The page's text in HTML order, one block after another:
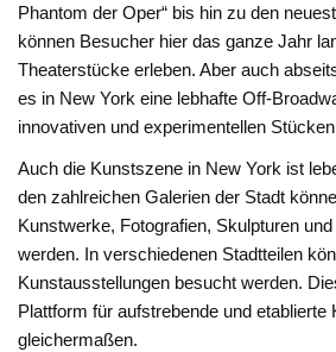
Phantom der Oper“ bis hin zu den
können Besucher hier das ganze Jahr
Theaterstücke erleben. Aber auch
es in New York eine lebhafte Off-
innovativen und experimentellen
Auch die Kunstszene in New York ist
den zahlreichen Galerien der Stadt
Kunstwerke, Fotografien, Skulpturen
werden. In verschiedenen Stadtteilen
Kunstausstellungen besucht werden.
Plattform für aufstrebende und etablierte
gleichermaßen.